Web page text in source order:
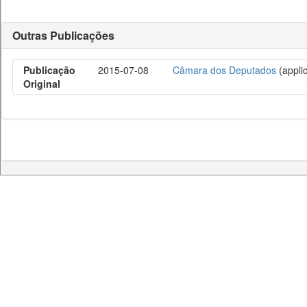
Outras Publicações
Publicação
Original
2015-07-08 Câmara dos Deputados